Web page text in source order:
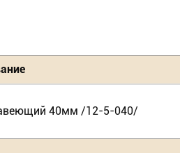
40мм /12-5-040/